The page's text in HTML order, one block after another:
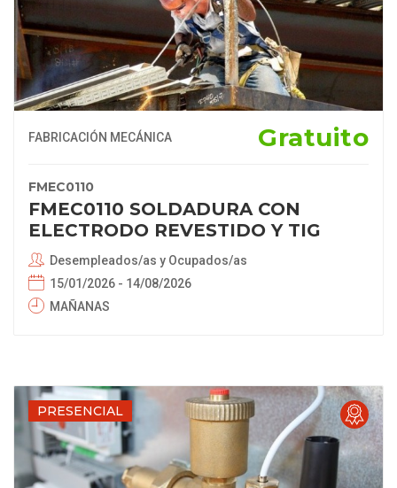
Categorias
Comercio y Marketing
Fabricación Mecánica
Instalación y Mantenimiento
FABRICACIÓN MECÁNICA Gratuito
FMEC0110
FMEC0110 SOLDADURA CON
ELECTRODO REVESTIDO Y TIG
Desempleados/as y Ocupados/as
15/01/2026 - 14/08/2026
MAÑANAS
PRESENCIAL